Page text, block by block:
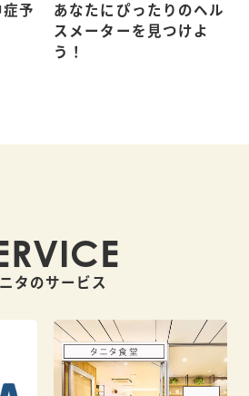
症予
あなたにぴったりのヘル
スメーターを見つけよ
う！
タのサービス